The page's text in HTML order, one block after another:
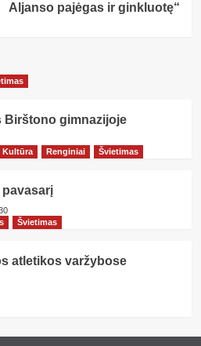
Aljanso pajėgas ir ginkluotę“
Birštono gimnazijoje
Kultūra Renginiai Švietimas
Švietimas
atletikos varžybose